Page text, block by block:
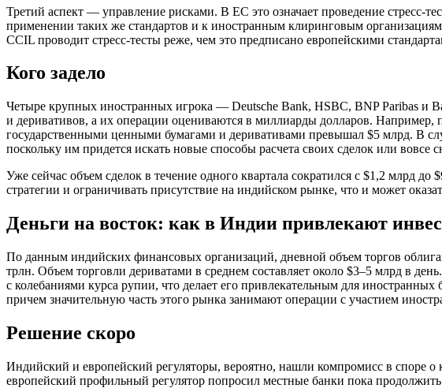
Третий аспект — управление рисками. В ЕС это означает проведение стресс-
применении таких же стандартов и к иностранным клиринговым
CCIL проводит стресс-тесты реже, чем это предписано европейскими
Кого задело
Четыре крупных иностранных игрока — Deutsche Bank, HSBC, BNP Paribas и
и деривативов, а их операции оцениваются в миллиарды долларов.
государственными ценными бумагами и деривативами превышал $5 млрд. В
поскольку им придется искать новые способы расчета своих сделок или вовсе
Уже сейчас объем сделок в течение одного квартала сократился с $1,2 млрд
стратегии и ограничивать присутствие на индийском рынке, что и может
Деньги на восток: как в Индии привлекают
По данным индийских финансовых организаций, дневной объем торгов
трлн. Объем торговли дериватами в среднем составляет около $3–5 млрд в
с колебаниями курса рупии, что делает его привлекательным для
причем значительную часть этого рынка занимают операции с участием
Решение скоро
Индийский и европейский регуляторы, вероятно, нашли компромисс в споре
европейский профильный регулятор попросил местные банки пока